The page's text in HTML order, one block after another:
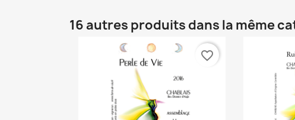
16 autres produits dans la même
favorite_border